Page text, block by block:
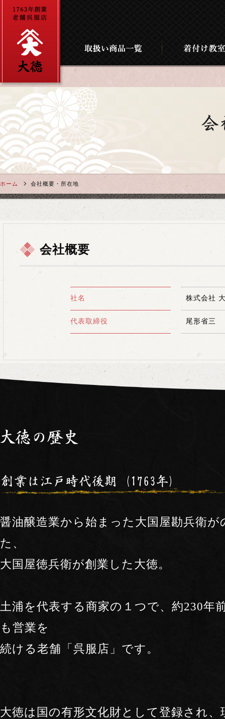
ホーム 会社概要・所在地
会社概要
社名 株式会社
代表取締役 尾形省三
醤油醸造業から始まった大国屋勘兵衛
た、
大国屋徳兵衛が創業した大徳。
土浦を代表する商家の１つで、約230年
も営業を
続ける老舗「呉服店」です。
大徳は国の有形文化財として登録され、